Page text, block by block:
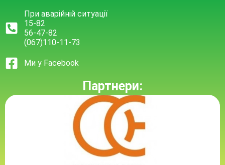
При аварійній ситуації
15-82
56-47-82
(067)110-11-73
Ми у Facebook
Партнери: